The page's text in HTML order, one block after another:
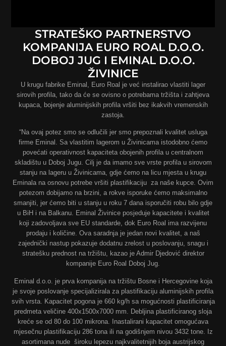
STRATEŠKO PARTNERSTVO
KOMPANIJA EURO ROAL D.O.O.
DOBOJ JUG I EMINAL D.O.O.
ŽIVINICE
U krugu fabrike Eminal, Euro Roal je već instalirao vlastiti lager
sirovih profila, tako da će se ovisno o potrebama tržišta i zahtjeva
kupaca, bojenje aluminijskih profila vršiti bez ikakvih vremenskih
zastoja.
“Na ovaj potez smo se odlučili jer smo prepoznali kvalitet usluga
firme Eminal. Sa vlastitim lagerom u Živinicama istodobno ćemo
povećati operativnost kapaciteta obojenih profila u centralnom
skladištu u Doboj Jugu. Cilj je da imamo sve vrste profila u sirovom
stanju na lageru u Živinicama, gdje ćemo na licu mjesta u krugu
Eminala na osnovu potrebe vršiti plastifikaciju za naše kupce. Ovim
potezom dobijamo na brzini, a rokve isporuke ćemo maksimalno
smanjiti, jer ćemo biti u stanju u roku 7 dana isporučiti robu bilo gdje
u BiH i na Balkanu. Eminal Živinice posjeduje kapacitete i kvalitet
koji zadovoljava sve EU standarde, dok Euro Roal ima razvijenu
prodaju i količine. Ova saradnja je jedan novi kvalitet, a naš
zajednički nastup pokazuje dodatnu zrelost u poslovanju, snagu i
stratešku prednost na tržištu, kazao je Admir Djedović direktor
kompanije Euro Roal Doboj Jug.
Eminal d.o.o. je prva kompanija na tržištu Bosne i Hercegovine koja
je svoje poslovanje specijalizirala za plastifikaciju aluminijskih profila
svih vrsta. Kapacitet pogona je 660 kg/h sa mogućnosti plastificiranja
predmeta veličine 400x1500x7000 mm. Debljina plastificiranog sloja
kreće se od 80 do 100 mikrona. Inastalirani kapacitet omogućava
mjesečnu plastifikaciju 286 tona ili na godišnjem nivou 3432 tone. Iz
asortimana nude široku lepezu najkvalitetnijih boja austrijskog